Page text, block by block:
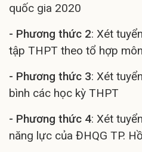
quốc gia 2020
- Phương thức 2: Xét
tập THPT theo tổ hợp môn
- Phương thức 3: Xét
bình các học kỳ THPT
- Phương thức 4: Xét
năng lực của ĐHQG TP.